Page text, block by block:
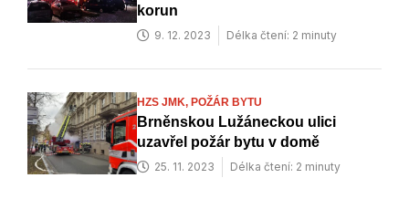
korun
9. 12. 2023 Délka čtení: 2 minuty
HZS JMK, POŽÁR BYTU
Brněnskou Lužáneckou ulici
uzavřel požár bytu v domě
25. 11. 2023 Délka čtení: 2 minuty